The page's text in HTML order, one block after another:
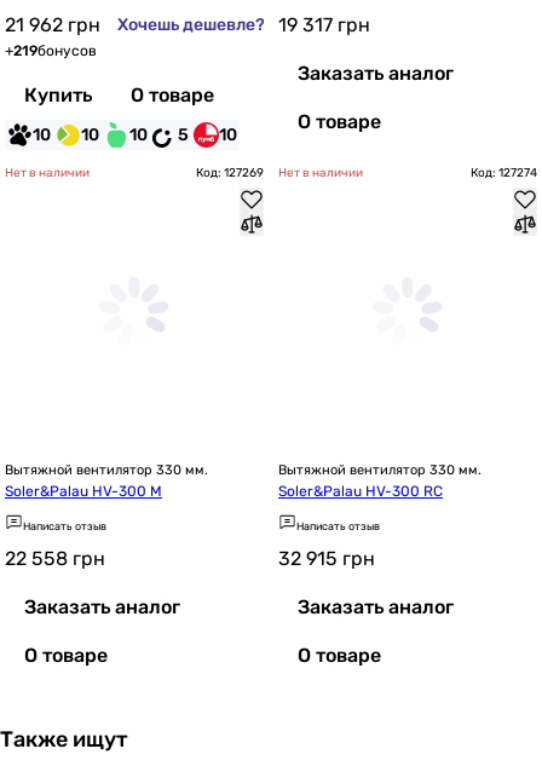
21 962 грн Хочешь дешевле?
+219бонусов
Купить О товаре
10 10 10 5 10
19 317 грн
Заказать аналог
О товаре
Нет в наличии Код: 127269
Вытяжной вентилятор 330 мм.
Soler&Palau HV-300 M
Написать отзыв
22 558 грн
Заказать аналог
О товаре
Нет в наличии Код: 127274
Вытяжной вентилятор 330 мм.
Soler&Palau HV-300 RC
Написать отзыв
32 915 грн
Заказать аналог
О товаре
Также ищут